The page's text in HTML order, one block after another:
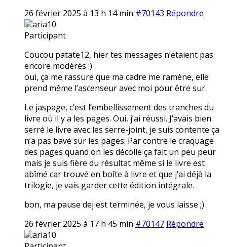
26 février 2025 à 13 h 14 min #70143 Répondre
aria10
Participant
Coucou patate12, hier tes messages n’étaient pas
encore modérés :)
oui, ça me rassure que ma cadre me ramène, elle
prend même l’ascenseur avec moi pour être sur.
Le jaspage, c’est l’embellissement des tranches du
livre où il y a les pages. Oui, j’ai réussi. J’avais bien
serré le livre avec les serre-joint, je suis contente ça
n’a pas bavé sur les pages. Par contre le craquage
des pages quand on les décolle ça fait un peu peur
mais je suis fière du résultat même si le livre est
abîmé car trouvé en boîte à livre et que j’ai déjà la
trilogie, je vais garder cette édition intégrale.
bon, ma pause dej est terminée, je vous laisse ;)
26 février 2025 à 17 h 45 min #70147 Répondre
aria10